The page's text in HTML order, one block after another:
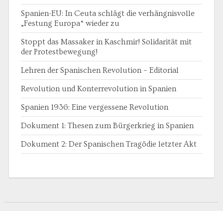
Spanien-EU: In Ceuta schlägt die verhängnisvolle
„Festung Europa“ wieder zu
Stoppt das Massaker in Kaschmir! Solidarität mit
der Protestbewegung!
Lehren der Spanischen Revolution – Editorial
Revolution und Konterrevolution in Spanien
Spanien 1936: Eine vergessene Revolution
Dokument 1: Thesen zum Bürgerkrieg in Spanien
Dokument 2: Der Spanischen Tragödie letzter Akt